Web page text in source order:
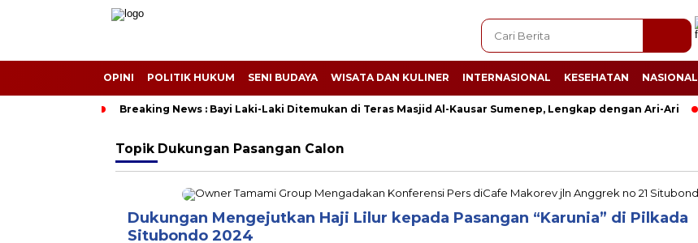
OPINI POLITIK HUKUM SENI BUDAYA WISATA DAN KULINER INTERNASIONAL KESEHATAN NASIONAL
Breaking News : Bayi Laki-Laki Ditemukan di Teras Masjid Al-Kausar Sumenep, Lengkap dengan Ari-Ari
Topik Dukungan Pasangan Calon
Dukungan Mengejutkan Haji Lilur kepada Pasangan “Karunia” di Pilkada
Situbondo 2024